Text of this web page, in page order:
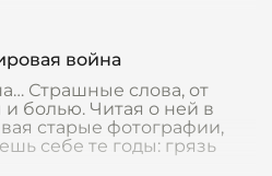
война
Страшные слова, от
и болью. Читая о ней в
старые фотографии,
себе те годы: грязь